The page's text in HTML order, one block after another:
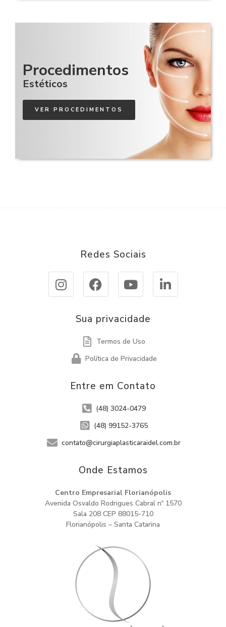
Procedimentos
Estéticos
VER PROCEDIMENTOS
Entre em Contato
(48) 3024-0479
(48) 99152-3765
contato@cirurgiaplasticaraidel.com.br
Onde Estamos​
Centro Empresarial Florianópolis
Avenida Osvaldo Rodrigues Cabral nº 1570
Sala 208 CEP 88015-710
Florianópolis – Santa Catarina
Redes Sociais
Sua privacidade
Termos de Uso
Política de Privacidade